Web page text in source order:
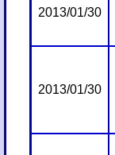
2013/01/30
2013/01/30